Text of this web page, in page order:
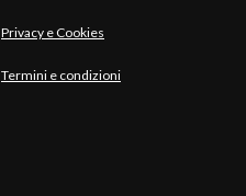
Privacy e Cookies
Termini e condizioni